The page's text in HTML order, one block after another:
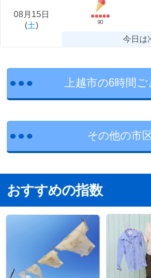
08月15日
(土) 90
今日は
上越市の6時間
その他の市
おすすめの指数